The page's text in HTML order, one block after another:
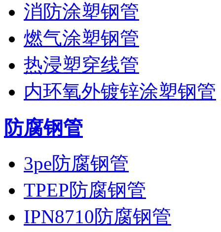
消防涂塑钢管
燃气涂塑钢管
热浸塑穿线管
内环氧外镀锌涂塑钢管
防腐钢管
3pe防腐钢管
TPEP防腐钢管
IPN8710防腐钢管